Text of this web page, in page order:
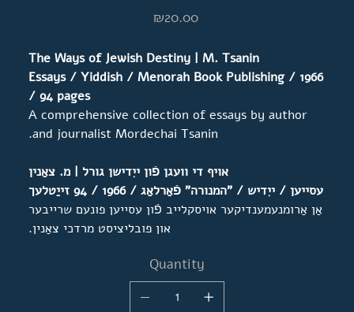
₪20.00
The Ways of Jewish Destiny | M. Tsanin
Essays / Yiddish / Menorah Book Publishing / 1966
/ 94 pages
A comprehensive collection of essays by author
and journalist Mordechai Tsanin.
אויף די וועגן פֿון ייִדישן גורל | מ. צאַנין
עסייען / ייִדיש / "המנורה" פֿאַרלאַג / 1966 / 94 זייַטלעך
אַן אַרומנעמענדיקער אויסקלייב פֿון עסייען פונעם שרייבער
און פובליציסט מרדכי צאַנין.
Quantity